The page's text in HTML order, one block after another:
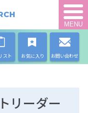
MENU
スト お気に入り お問い合わせ
リーダー